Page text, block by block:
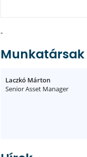
-
Munkatársak
Laczkó Márton
Senior Asset Manager